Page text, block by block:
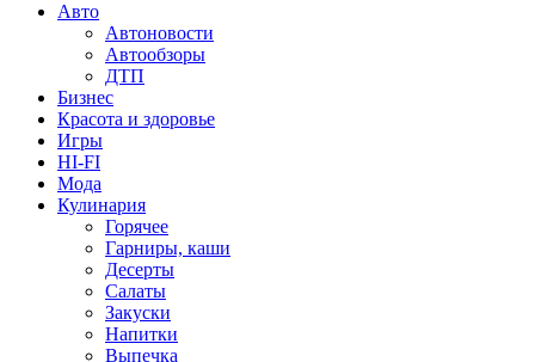
Авто
Автоновости
Автообзоры
ДТП
Бизнес
Красота и здоровье
Игры
HI-FI
Мода
Кулинария
Горячее
Гарниры, каши
Десерты
Салаты
Закуски
Напитки
Выпечка